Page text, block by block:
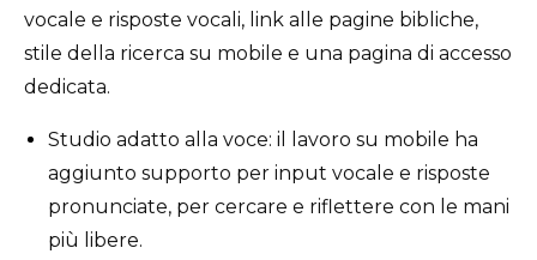
vocale e risposte vocali, link alle pagine bibliche,
stile della ricerca su mobile e una pagina di accesso
dedicata.
Studio adatto alla voce: il lavoro su mobile ha
aggiunto supporto per input vocale e risposte
pronunciate, per cercare e riflettere con le mani
più libere.